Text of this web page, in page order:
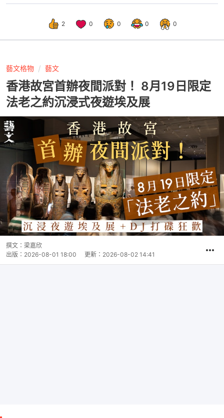
2 0 0 0 0
藝文格物 藝文
香港故宮首辦夜間派對！ 8月19日限定
法老之約沉浸式夜遊埃及展
撰文： 梁嘉欣
出版： 2026-08-01 18:00 更新： 2026-08-02 14:41